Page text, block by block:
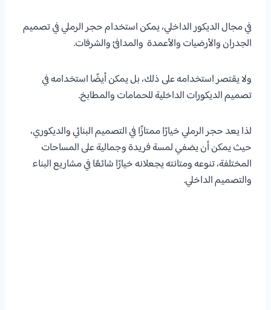
في مجال الديكور الداخلي، يمكن استخدام حجر الرملي في تصميم
الجدران والأرضيات والأعمدة والمدافئ والشرفات.
ولا يقتصر استخدامه على ذلك، بل يمكن أيضًا استخدامه في
تصميم الديكورات الداخلية للحمامات والمطابخ.
لذا يعد حجر الرملي خيارًا ممتازًا في التصميم البنائي والديكوري،
حيث يمكن أن يضفي لمسة فريدة وجمالية على المساحات
المختلفة، تنوعه ومتانته يجعلانه خيارًا شائعًا في مشاريع البناء
والتصميم الداخلي.